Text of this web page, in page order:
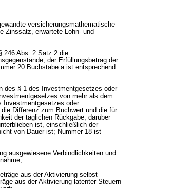
versicherungsmathematische
Zinssatz, erwartete Lohn- und
246 Abs. 2 Satz 2 die
der Erfüllungsbetrag der
20 Buchstabe a ist entsprechend
des § 1 des Investmentgesetzes oder
von mehr als dem
Investmentgesetzes oder
Differenz zum Buchwert und die für
der täglichen Rückgabe; darüber
ist, einschließlich der
von Dauer ist; Nummer 18 ist
ausgewiesene Verbindlichkeiten und
aus der Aktivierung selbst
aus der Aktivierung latenter Steuern